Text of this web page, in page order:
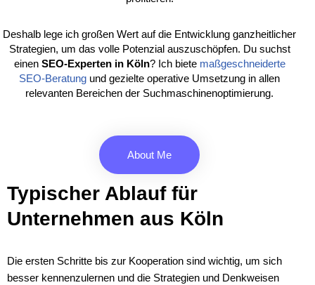
Deshalb lege ich großen Wert auf die Entwicklung ganzheitlicher
Strategien, um das volle Potenzial auszuschöpfen. Du suchst
einen SEO-Experten in Köln? Ich biete maßgeschneiderte
SEO-Beratung und gezielte operative Umsetzung in allen
relevanten Bereichen der Suchmaschinenoptimierung.
About Me
Typischer Ablauf für
Unternehmen aus Köln
Die ersten Schritte bis zur Kooperation sind wichtig, um sich
besser kennenzulernen und die Strategien und Denkweisen